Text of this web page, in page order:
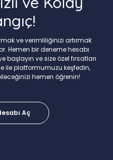
ve verimliliğinizi artırmak
Hemen bir deneme hesabı
başlayın ve size özel fırsatları
ile platformumuzu keşfedin,
hemen öğrenin!
Aç